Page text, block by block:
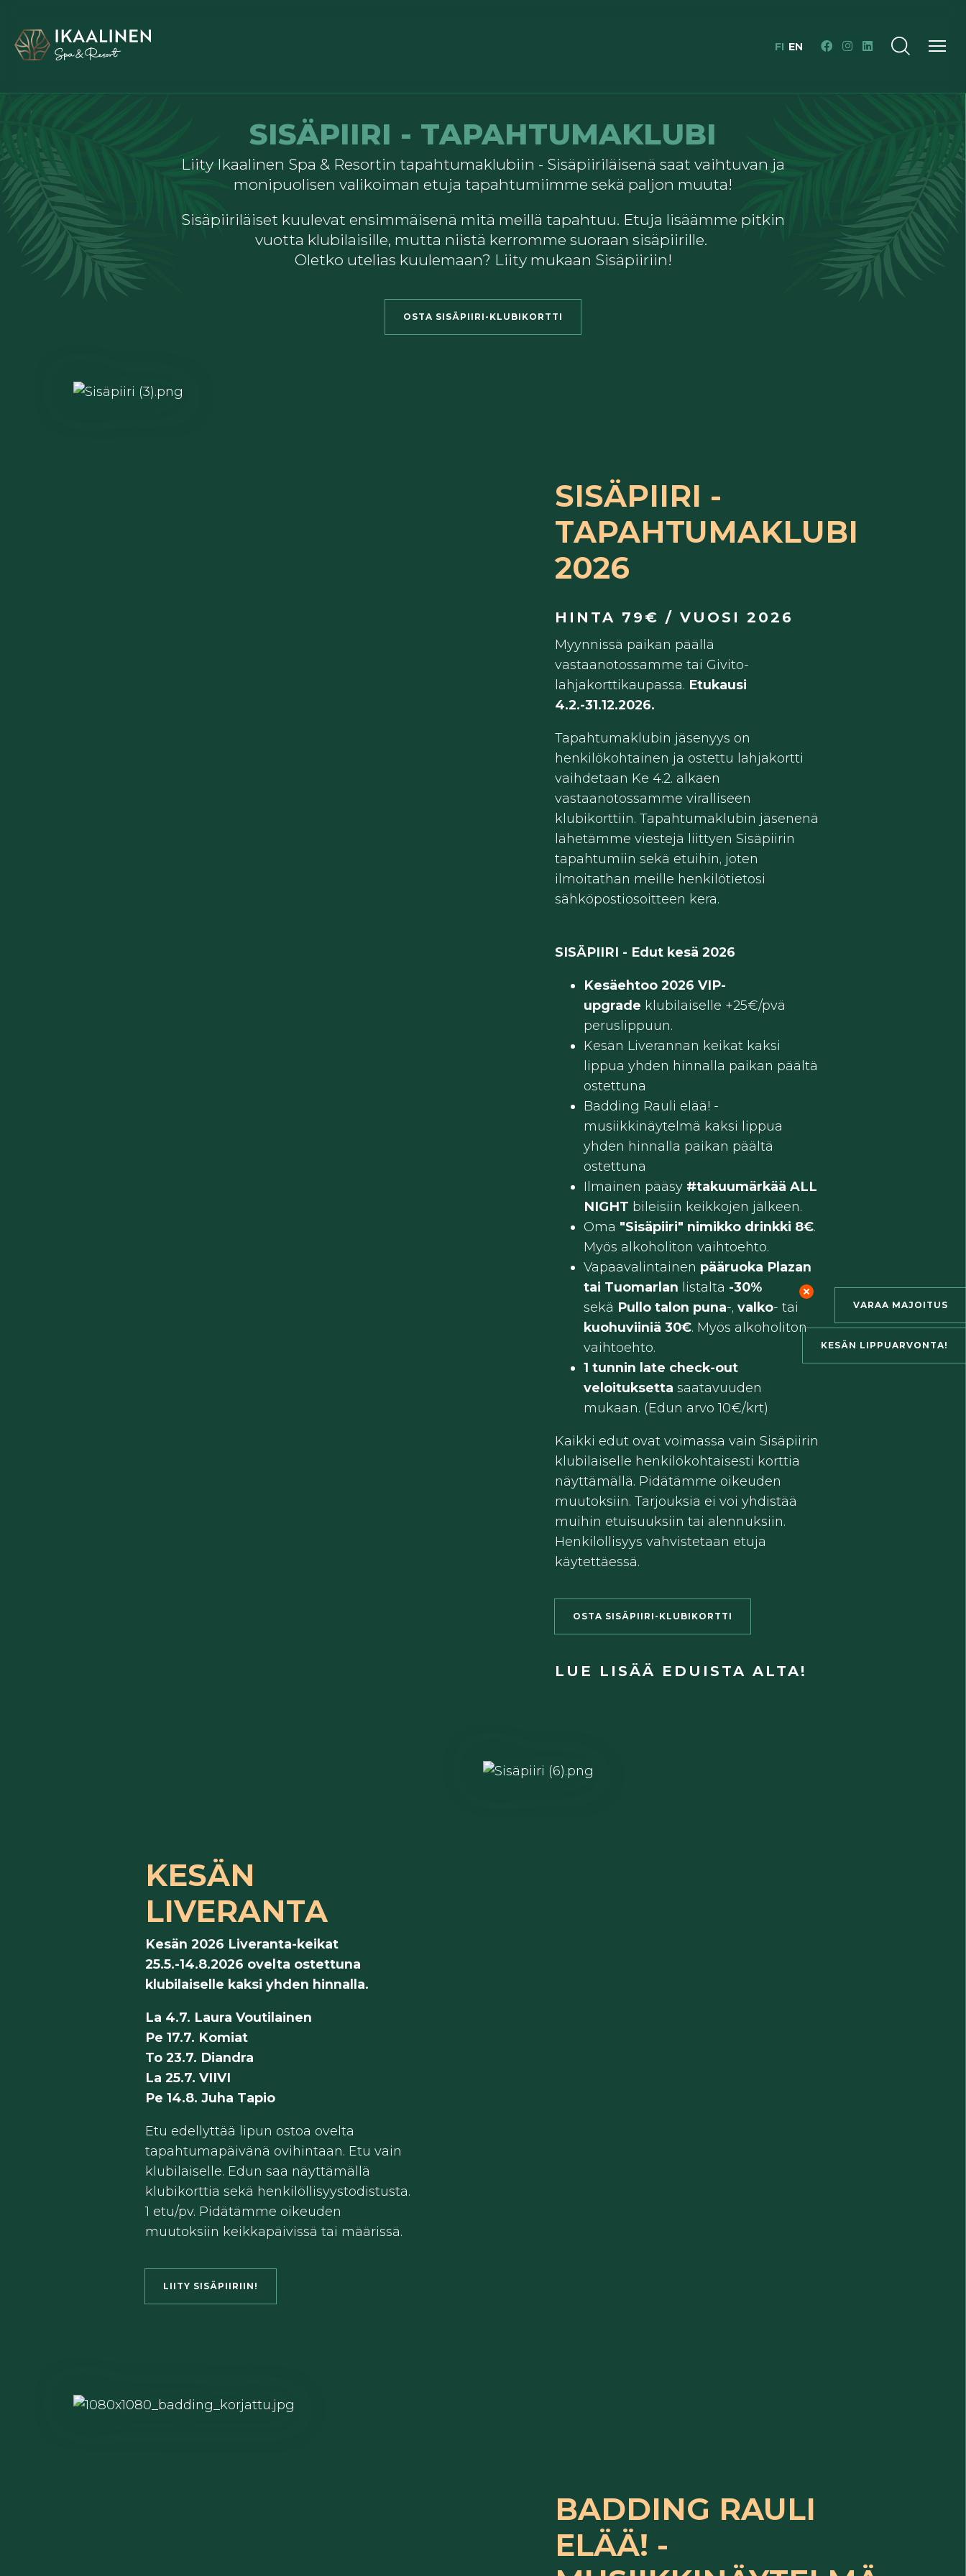
VARAA MAJOITUS
KESÄN LIPPUARVONTA!
FI EN
SISÄPIIRI - TAPAHTUMAKLUBI
Liity Ikaalinen Spa & Resortin tapahtumaklubiin - Sisäpiiriläisenä saat vaihtuvan ja
monipuolisen valikoiman etuja tapahtumiimme sekä paljon muuta!
Sisäpiiriläiset kuulevat ensimmäisenä mitä meillä tapahtuu. Etuja lisäämme pitkin
vuotta klubilaisille, mutta niistä kerromme suoraan sisäpiirille.
Oletko utelias kuulemaan? Liity mukaan Sisäpiiriin!
OSTA SISÄPIIRI-KLUBIKORTTI
SISÄPIIRI -
TAPAHTUMAKLUBI
2026
HINTA 79€ / VUOSI 2026
Myynnissä paikan päällä
vastaanotossamme tai Givito-
lahjakorttikaupassa. Etukausi
4.2.-31.12.2026.
Tapahtumaklubin jäsenyys on
henkilökohtainen ja ostettu lahjakortti
vaihdetaan Ke 4.2. alkaen
vastaanotossamme viralliseen
klubikorttiin. Tapahtumaklubin jäsenenä
lähetämme viestejä liittyen Sisäpiirin
tapahtumiin sekä etuihin, joten
ilmoitathan meille henkilötietosi
sähköpostiosoitteen kera.
SISÄPIIRI - Edut kesä 2026
​Kesäehtoo 2026 VIP-
upgrade klubilaiselle +25€/pvä
peruslippuun.
Kesän Liverannan keikat kaksi
lippua yhden hinnalla paikan päältä
ostettuna
Badding Rauli elää! -
musiikkinäytelmä kaksi lippua
yhden hinnalla paikan päältä
ostettuna
Ilmainen pääsy #takuumärkää ALL
NIGHT bileisiin keikkojen jälkeen.
Oma "Sisäpiiri" nimikko drinkki 8€.
Myös alkoholiton vaihtoehto.
Vapaavalintainen pääruoka Plazan
tai Tuomarlan listalta -30%
sekä Pullo talon puna-, valko- tai
kuohuviiniä 30€. Myös alkoholiton
vaihtoehto.
1 tunnin late check-out
veloituksetta saatavuuden
mukaan. (Edun arvo 10€/krt)
Kaikki edut ovat voimassa vain Sisäpiirin
klubilaiselle henkilökohtaisesti korttia
näyttämällä. Pidätämme oikeuden
muutoksiin. Tarjouksia ei voi yhdistää
muihin etuisuuksiin tai alennuksiin.
Henkilöllisyys vahvistetaan etuja
käytettäessä.
OSTA SISÄPIIRI-KLUBIKORTTI
LUE LISÄÄ EDUISTA ALTA!
KESÄN
LIVERANTA
Kesän 2026 Liveranta-keikat
25.5.-14.8.2026 ovelta ostettuna
klubilaiselle kaksi yhden hinnalla.
La 4.7. Laura Voutilainen
Pe 17.7. Komiat
To 23.7. Diandra
La 25.7. VIIVI
Pe 14.8. Juha Tapio
Etu edellyttää lipun ostoa ovelta
tapahtumapäivänä ovihintaan. Etu vain
klubilaiselle. Edun saa näyttämällä
klubikorttia sekä henkilöllisyystodistusta.
1 etu/pv. Pidätämme oikeuden
muutoksiin keikkapäivissä tai määrissä.
LIITY SISÄPIIRIIN!
BADDING RAULI
ELÄÄ! -